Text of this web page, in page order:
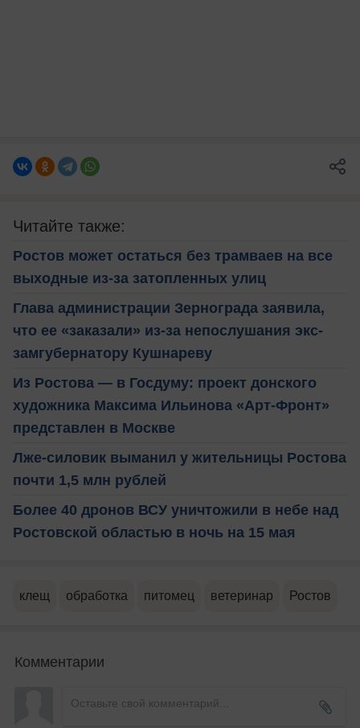
Читайте также:
Ростов может остаться без трамваев на все
выходные из-за затопленных улиц
Глава администрации Зернограда заявила,
что ее «заказали» из-за непослушания экс-
замгубернатору Кушнареву
Из Ростова — в Госдуму: проект донского
художника Максима Ильинова «Арт-Фронт»
представлен в Москве
Лже-силовик выманил у жительницы Ростова
почти 1,5 млн рублей
Более 40 дронов ВСУ уничтожили в небе над
Ростовской областью в ночь на 15 мая
клещ обработка питомец ветеринар Ростов
Комментарии